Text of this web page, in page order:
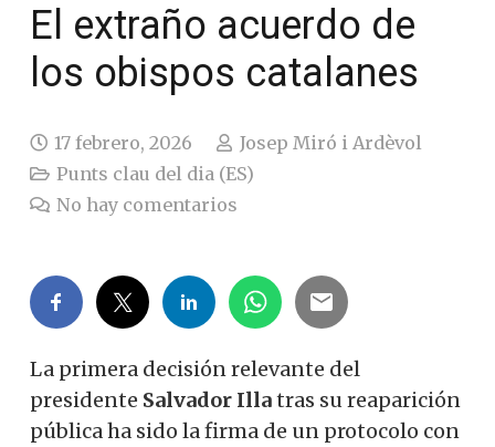
El extraño acuerdo de
los obispos catalanes
17 febrero, 2026
Josep Miró i Ardèvol
Punts clau del dia (ES)
No hay comentarios
La primera decisión relevante del
presidente Salvador Illatras su reaparición
pública ha sido la firma de un protocolo con